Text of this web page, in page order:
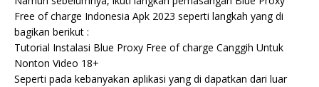
Free of charge Indonesia Apk 2023 seperti langkah yang di
bagikan berikut :
Tutorial Instalasi Blue Proxy Free of charge Canggih Untuk
Nonton Video 18+
Seperti pada kebanyakan aplikasi yang di dapatkan dari luar